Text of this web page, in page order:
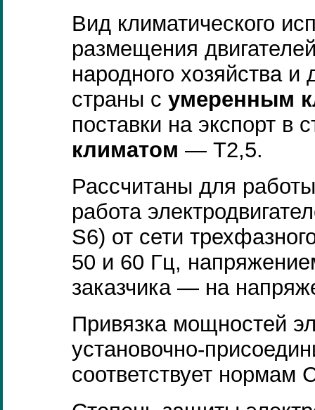
Вид климатического
размещения
народного хозяйства и
страны с умеренным
поставки на экспорт в
климатом — Т2,5.
Рассчитаны для
работа
S6) от сети
50 и 60 Гц,
заказчика — на
Привязка мощностей
установочно-
соответствует нормам